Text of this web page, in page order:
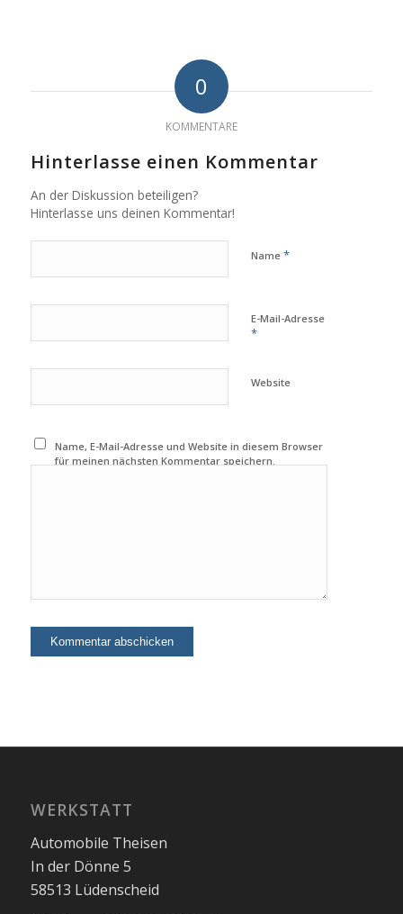
0
KOMMENTARE
Hinterlasse einen Kommentar
An der Diskussion beteiligen?
Hinterlasse uns deinen Kommentar!
Name *
E-Mail-Adresse
*
Website
Name, E-Mail-Adresse und Website in diesem Browser
für meinen nächsten Kommentar speichern.
WERKSTATT
Automobile Theisen
In der Dönne 5
58513 Lüdenscheid